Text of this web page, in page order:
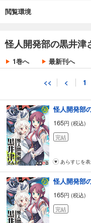
閲覧環境
怪人開発部の黒井
1巻へ 最新刊へ
<< < 1
怪人開発部
165円 (税込)
完結
怪人開発部
165円 (税込)
完結
あらすじを
怪人開発部
165円 (税込)
完結